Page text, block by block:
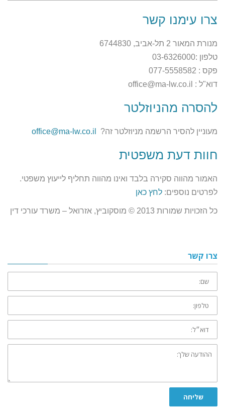
צרו עימנו קשר
מנורת המאור 2 תל-אביב, 6744830
טלפון :03-6326000
פקס : 077-5558582
דוא"ל : office@ma-lw.co.il
להסרה מהניוזלטר
מעוניין להסיר הרשמה מניוזלטר זה? office@ma-lw.co.il
חוות דעת משפטית
האמור מהווה סקירה בלבד ואינו מהווה תחליף לייעוץ משפטי.
לפרטים נוספים: לחץ כאן
כל הזכויות שמורות 2013 © מוסקוביץ, אזרואל – משרד עורכי דין
צרו קשר
שם:
טלפון:
דוא״ל:
ההודעה
שלך:
שליחה